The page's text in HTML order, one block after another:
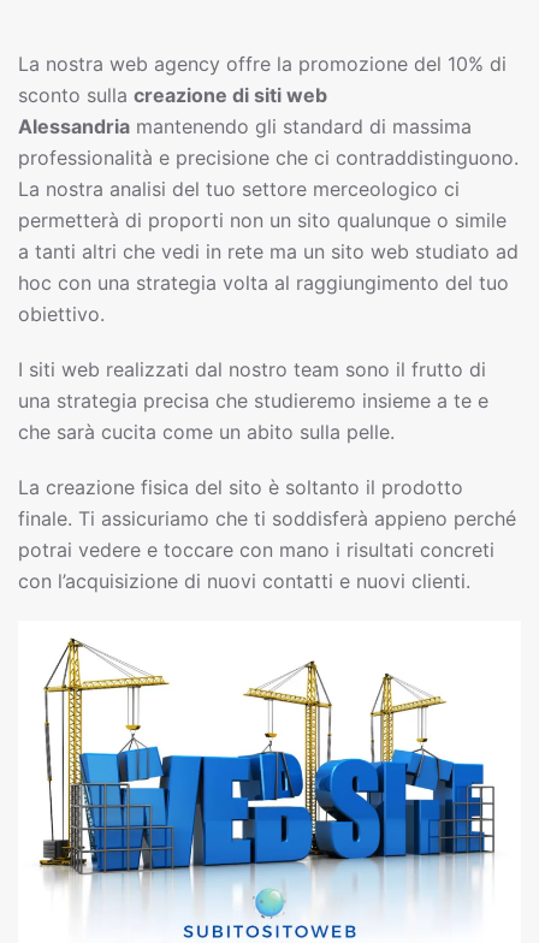
La nostra web agency offre la promozione del 10% di
sconto sulla creazione di siti web
Alessandria mantenendo gli standard di massima
professionalità e precisione che ci contraddistinguono.
La nostra analisi del tuo settore merceologico ci
permetterà di proporti non un sito qualunque o simile
a tanti altri che vedi in rete ma un sito web studiato ad
hoc con una strategia volta al raggiungimento del tuo
obiettivo.
I siti web realizzati dal nostro team sono il frutto di
una strategia precisa che studieremo insieme a te e
che sarà cucita come un abito sulla pelle.
La creazione fisica del sito è soltanto il prodotto
finale. Ti assicuriamo che ti soddisferà appieno perché
potrai vedere e toccare con mano i risultati concreti
con l’acquisizione di nuovi contatti e nuovi clienti.